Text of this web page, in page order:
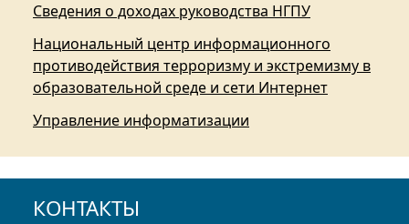
Сведения о доходах руководства НГПУ
Национальный центр информационного
противодействия терроризму и экстремизму в
образовательной среде и сети Интернет
Управление информатизации
КОНТАКТЫ